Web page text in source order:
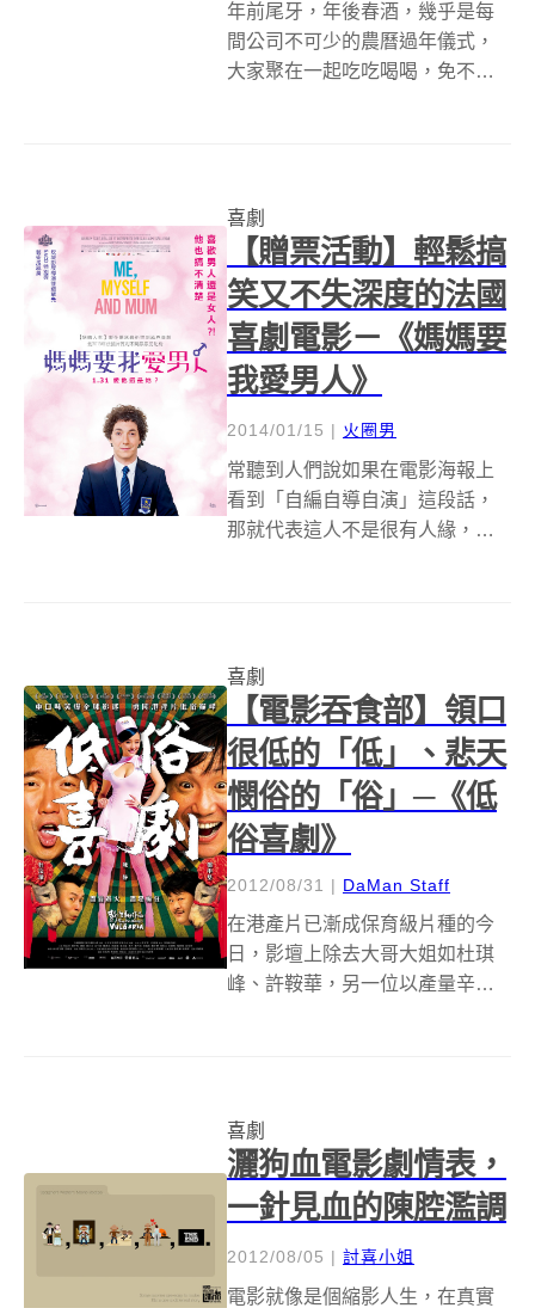
年前尾牙，年後春酒，幾乎是每
間公司不可少的農曆過年儀式，
大家聚在一起吃吃喝喝，免不了
卡。為了彰顯他們的創意，每年
他們都會...
喜劇
【贈票活動】輕鬆搞
笑又不失深度的法國
喜劇電影－《媽媽要
我愛男人》
2014/01/15 | 火圈男
常聽到人們說如果在電影海報上
看到「自編自導自演」這段話，
那就代表這人不是很有人緣，而
緣，因為他不只自編自導自演，
還一...
喜劇
【電影吞食部】領口
很低的「低」、悲天
憫俗的「俗」─《低
俗喜劇》
2012/08/31 | DaMan Staff
在港產片已漸成保育級片種的今
日，影壇上除去大哥大姐如杜琪
峰、許鞍華，另一位以產量辛勤
小成本電影，再度祭出了他耍玩
電影的靈巧手腕...
喜劇
灑狗血電影劇情表，
一針見血的陳腔濫調
2012/08/05 | 討喜小姐
電影就像是個縮影人生，在真實